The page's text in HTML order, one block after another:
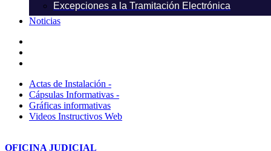
Excepciones a la Tramitación Electrónica
Noticias
Actas de Instalación -
Cápsulas Informativas -
Gráficas informativas
Videos Instructivos Web
OFICINA JUDICIAL